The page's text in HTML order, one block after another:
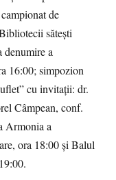
campionatde
săteşti
denumirea
16:00;simpozion
” cuinvitaţii: dr.
Câmpean, conf.
Armoniaa
, ora 18:00șiBalul
19:00.